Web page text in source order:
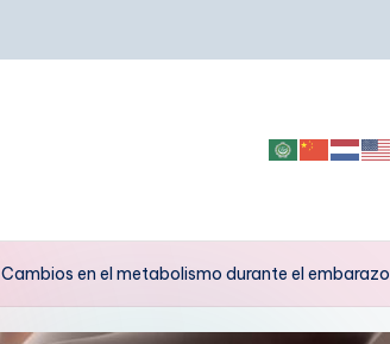
Cambios en el metabolismo durante el embarazo